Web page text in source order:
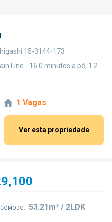
15-3144-173
Line - 16.0 minutos a pé, 1.2
1 Vagas
Ver esta propriedade
53.21m² / 2LDK